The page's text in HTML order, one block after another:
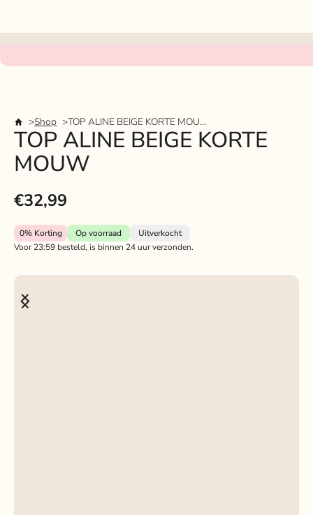
Shop TOP ALINE BEIGE KORTE MOUW
TOP ALINE BEIGE KORTE
MOUW
€32,99
0%Korting Op voorraad
Uitverkocht
Voor 23:59 besteld, is binnen 24 uur verzonden.